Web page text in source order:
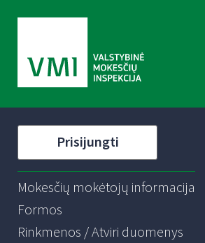
Prisijungti
Mokesčių mokėtojų informacija
Formos
Rinkmenos / Atviri duomenys